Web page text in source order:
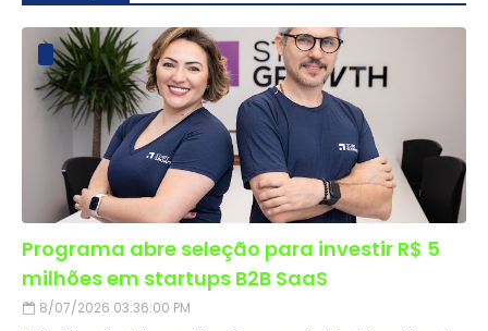
Programa abre seleção para investir R$ 5
milhões em startups B2B SaaS
8/07/2026 03:36:00 PM